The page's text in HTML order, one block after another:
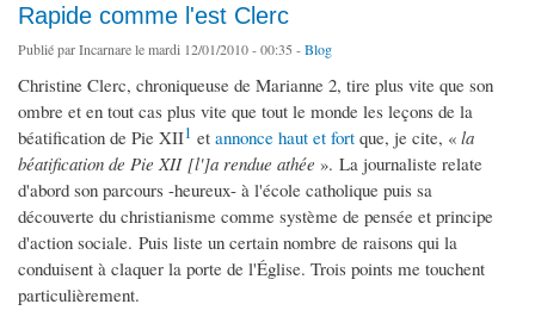
Rapide comme l'est Clerc
Publié parIncarnarele mardi 12/01/2010 - 00:35 -Blog
Christine Clerc, chroniqueuse de Marianne 2, tire plus vite que son
ombre et en tout cas plus vite que tout le monde les leçons de la
béatification de Pie XII1 et annonce haut et fort que, je cite, « la
béatification de Pie XII [l']a rendue athée ». La journaliste relate
d'abord son parcours -heureux- à l'école catholique puis sa
découverte du christianisme comme système de pensée et principe
d'action sociale. Puis liste un certain nombre de raisons qui la
conduisent à claquer la porte de l'Église. Trois points me touchent
particulièrement.